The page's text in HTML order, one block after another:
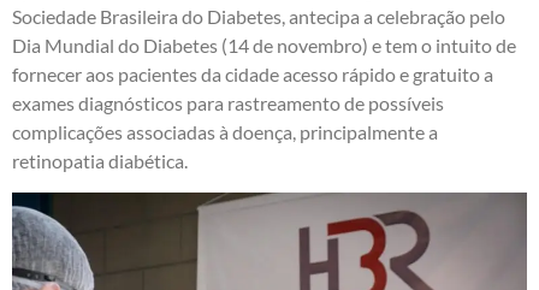
Sociedade Brasileira do Diabetes, antecipa a celebração pelo
Dia Mundial do Diabetes (14 de novembro) e tem o intuito de
fornecer aos pacientes da cidade acesso rápido e gratuito a
exames diagnósticos para rastreamento de possíveis
complicações associadas à doença, principalmente a
retinopatia diabética.